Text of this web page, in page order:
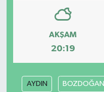
AKŞAM
20:19
AYDIN BOZDOĞAN